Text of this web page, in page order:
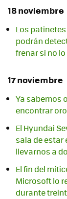
18 noviembre
Los
podrán
frenar si no
17 noviembre
Ya sabemos
encontrar
El Hyundai
sala de estar
llevarnos a
El fin del
Microsoft lo
durante